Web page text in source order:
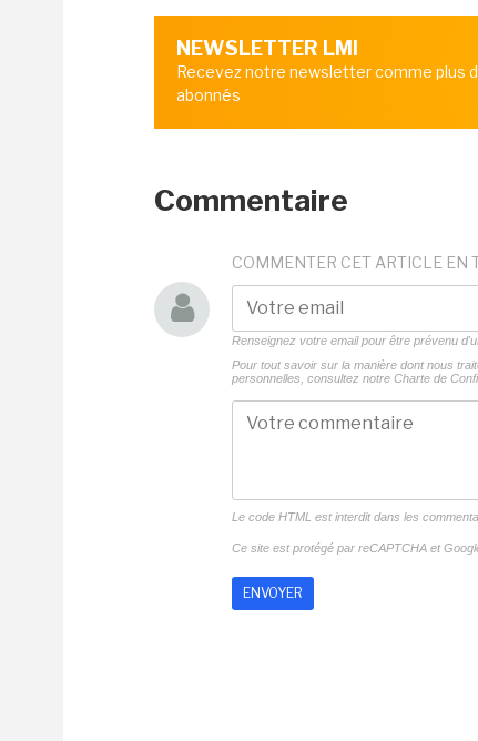
NEWSLETTER LMI
Recevez notre newsletter comme plus
abonnés
Commentaire
COMMENTER CET ARTICLE EN
Renseignez votre email pour être prévenu
Pour tout savoir sur la manière dont nous
personnelles, consultez notre Charte de
Le code HTML est interdit dans les
Ce site est protégé par reCAPTCHA et